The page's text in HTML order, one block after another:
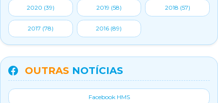
2020 (39) 2019 (58) 2018 (57)
2017 (78) 2016 (89)
OUTRAS NOTÍCIAS
Facebook HMS